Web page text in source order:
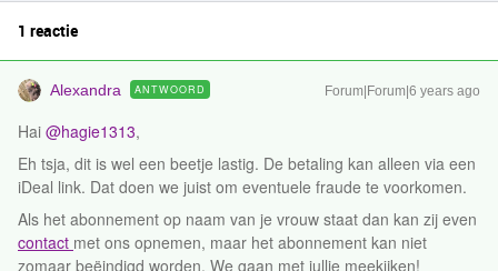
1 reactie
Alexandra ANTWOORD Forum|Forum|6 years ago
Hai @hagie1313,
Eh tsja, dit is wel een beetje lastig. De betaling kan alleen via een
iDeal link. Dat doen we juist om eventuele fraude te voorkomen.
Als het abonnement op naam van je vrouw staat dan kan zij even
contact met ons opnemen, maar het abonnement kan niet
zomaar beëindigd worden. We gaan met jullie meekijken!